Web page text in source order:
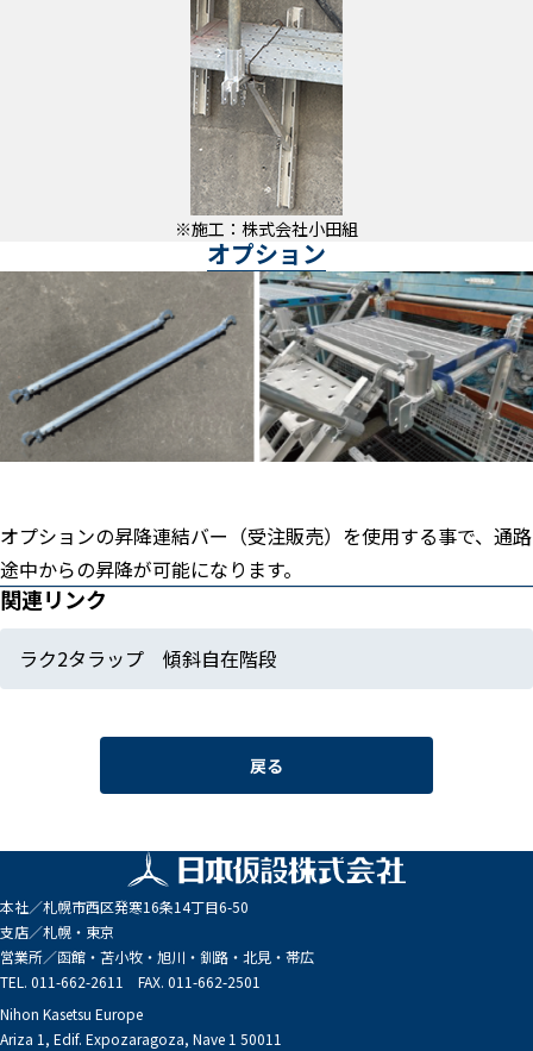
※施工：株式会社小田組
オプション
オプションの昇降連結バー（受注販売）を使用する事で、通路
途中からの昇降が可能になります。
関連リンク
ラク2タラップ 傾斜自在階段
戻る
本社／札幌市西区発寒16条14丁目6-50
支店／札幌・東京
営業所／函館・苫小牧・旭川・釧路・北見・帯広
TEL. 011-662-2611 FAX. 011-662-2501
Nihon Kasetsu Europe
Ariza 1, Edif. Expozaragoza, Nave 1 50011